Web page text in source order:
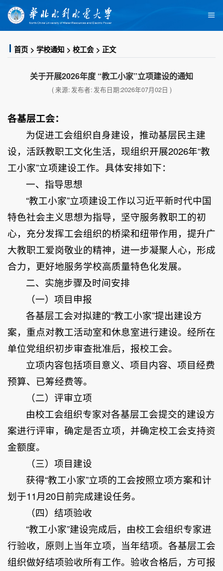
首页 学校通知 校工会 正文
关于开展2026年度 “教工小家”立项建设的通知
( 来源: 发布者: 发布日期:2026年07月02日 )
各基层工会：
为促进工会组织自身建设，推动基层民主建
设，活跃教职工文化生活，现组织开展2026年“教
工小家”立项建设工作。具体安排如下：
一、指导思想
“教工小家”立项建设工作以习近平新时代中国
特色社会主义思想为指导，坚守服务教职工的初
心，充分发挥工会组织的桥梁和纽带作用，提升广
大教职工爱岗敬业的精神，进一步凝聚人心，形成
合力，更好地服务学校高质量特色化发展。
二、实施步骤及时间安排
（一）项目申报
各基层工会对拟建的“教工小家”提出建设方
案，重点对教工活动室和休息室进行建设。经所在
单位党组织初步审查批准后，报校工会。
立项内容包括项目意义、项目内容、项目经费
预算、已筹经费等。
（二）评审立项
由校工会组织专家对各基层工会提交的建设方
案进行评审，确定是否立项，并确定校工会支持资
金额度。
（三）项目建设
获得“教工小家”立项的工会按照立项方案和计
划于11月20日前完成建设任务。
（四）结项验收
“教工小家”建设完成后，由校工会组织专家进
行验收，原则上当年立项，当年结项。各基层工会
组织做好结项验收所有工作。验收合格后，方可报